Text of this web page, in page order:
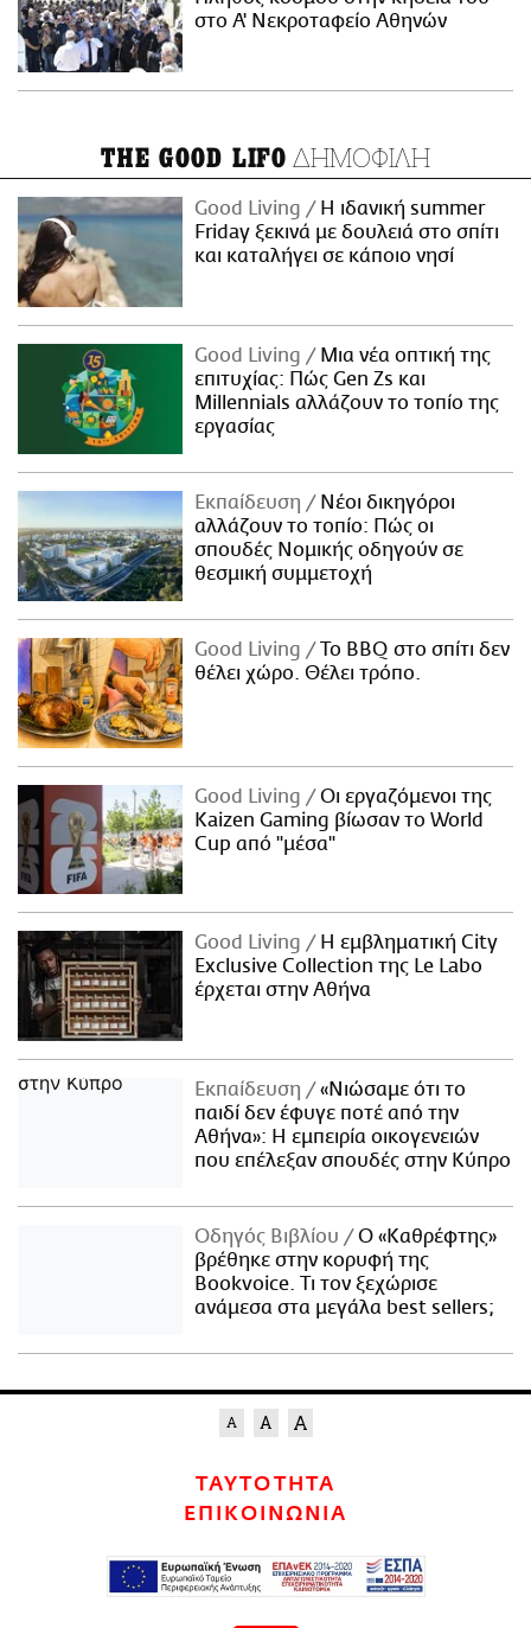
στο Α' Νεκροταφείο Αθηνών
THE GOOD LIFO ΔΗΜΟΦΙΛΗ
Good Living
Η ιδανική summer
Friday ξεκινά με δουλειά στο σπίτι
και καταλήγει σε κάποιο νησί
Good Living
Μια νέα οπτική της
επιτυχίας: Πώς Gen Zs και
Millennials αλλάζουν το τοπίο της
εργασίας
Εκπαίδευση
Νέοι δικηγόροι
αλλάζουν το τοπίο: Πώς οι
σπουδές Νομικής οδηγούν σε
θεσμική συμμετοχή
Good Living
Το BBQ στο σπίτι δεν
θέλει χώρο. Θέλει τρόπο.
Good Living
Οι εργαζόμενοι της
Kaizen Gaming βίωσαν το World
Cup από "μέσα"
Good Living
Η εμβληματική City
Exclusive Collection της Le Labo
έρχεται στην Αθήνα
Εκπαίδευση
«Νιώσαμε ότι το
παιδί δεν έφυγε ποτέ από την
Αθήνα»: Η εμπειρία οικογενειών
που επέλεξαν σπουδές στην Κύπρο
Οδηγός Βιβλίου
Ο «Καθρέφτης»
βρέθηκε στην κορυφή της
Bookvoice. Τι τον ξεχώρισε
ανάμεσα στα μεγάλα best sellers;
ΤΑΥΤΟΤΗΤΑ
ΕΠΙΚΟΙΝΩΝΙΑ